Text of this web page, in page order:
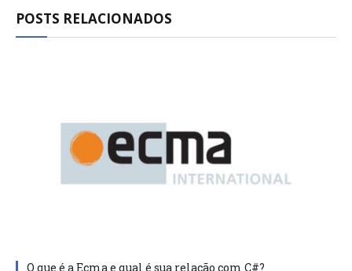
POSTS RELACIONADOS
O que é a Ecma e qual é sua relação com C#?